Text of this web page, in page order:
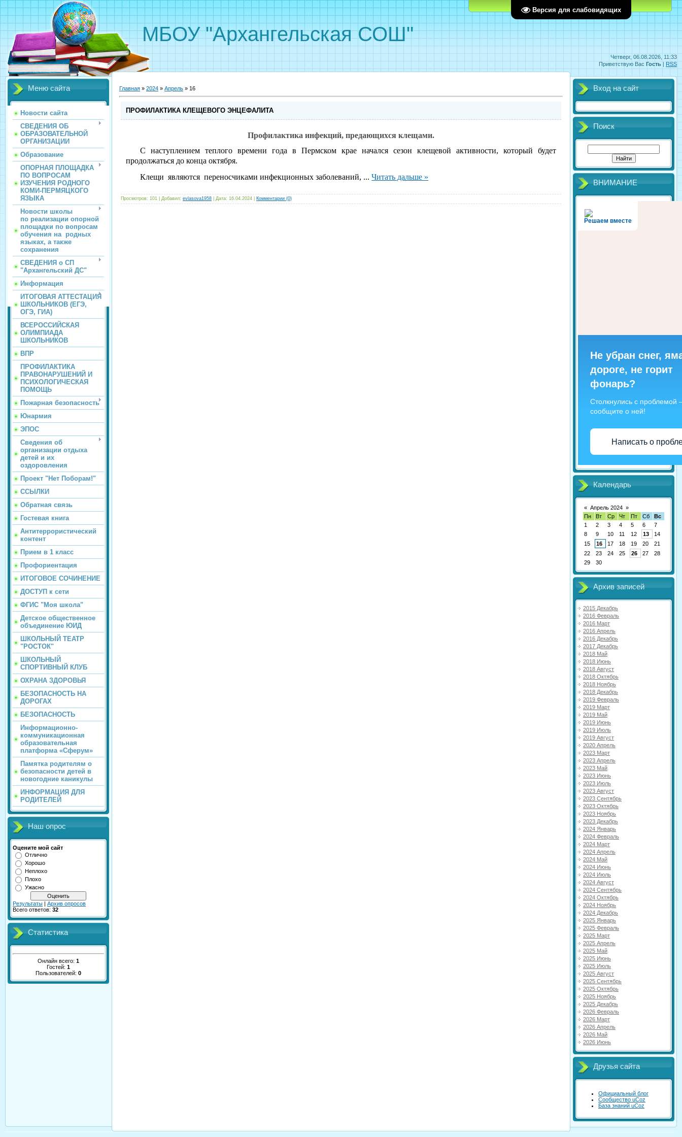
Версия для слабовидящих
Четверг, 06.08.2026, 11:33
Приветствую Вас Гость | RSS
МБОУ "Архангельская СОШ"
Меню сайта
Новости сайта
СВЕДЕНИЯ ОБ
ОБРАЗОВАТЕЛЬНОЙ
ОРГАНИЗАЦИИ
Образование
ОПОРНАЯ ПЛОЩАДКА
ПО ВОПРОСАМ
ИЗУЧЕНИЯ РОДНОГО
КОМИ-ПЕРМЯЦКОГО
ЯЗЫКА
Новости школы
по реализации опорной
площадки по вопросам
обучения на родных
языках, а также
сохранения
СВЕДЕНИЯ о СП
"Архангельский ДС"
Информация
ИТОГОВАЯ АТТЕСТАЦИЯ
ШКОЛЬНИКОВ (ЕГЭ,
ОГЭ, ГИА)
ВСЕРОССИЙСКАЯ
ОЛИМПИАДА
ШКОЛЬНИКОВ
ВПР
ПРОФИЛАКТИКА
ПРАВОНАРУШЕНИЙ И
ПСИХОЛОГИЧЕСКАЯ
ПОМОЩЬ
Пожарная безопасность
Юнармия
ЭПОС
Сведения об
организации отдыха
детей и их
оздоровления
Проект "Нет Поборам!"
ССЫЛКИ
Обратная связь
Гостевая книга
Антитеррористический
контент
Прием в 1 класс
Профориентация
ИТОГОВОЕ СОЧИНЕНИЕ
ДОСТУП к сети
ФГИС "Моя школа"
Детское общественное
объединение ЮИД
ШКОЛЬНЫЙ ТЕАТР
"РОСТОК"
ШКОЛЬНЫЙ
СПОРТИВНЫЙ КЛУБ
ОХРАНА ЗДОРОВЬЯ
БЕЗОПАСНОСТЬ НА
ДОРОГАХ
БЕЗОПАСНОСТЬ
Информационно-
коммуникационная
образовательная
платформа «Сферум»
Памятка родителям о
безопасности детей в
новогодние каникулы
ИНФОРМАЦИЯ ДЛЯ
РОДИТЕЛЕЙ
Наш опрос
Оцените мой сайт
Отлично
Хорошо
Неплохо
Плохо
Ужасно
Результаты | Архив опросов
Всего ответов: 32
Статистика
Онлайн всего: 1
Гостей: 1
Пользователей: 0
Главная » 2024 » Апрель » 16
ПРОФИЛАКТИКА КЛЕЩЕВОГО ЭНЦЕФАЛИТА
Профилактика инфекций, предающихся клещами.
С наступлением теплого времени года в Пермском крае начался сезон клещевой активности, который будет
продолжаться до конца октября.
Клещи являются переносчиками инфекционных заболеваний, ...Читать дальше »
Просмотров: 101 Добавил: evlasova1958 Дата: 16.04.2024 Комментарии (0)
Вход на сайт
Поиск
ВНИМАНИЕ
Решаем вместе
Не убран снег,
дороге, не горит
фонарь?
Столкнулись с проблемой
сообщите о ней!
Написать о
Календарь
« Апрель 2024 »
Пн
Вт Ср Чт Пт Сб
Вс
1
2 3 4 5 6
7
8
9 10 11 12 13
14
15
16 17 18 19 20
21
22
23 24 25 26 27
28
29
30
Архив записей
2015 Декабрь
2016 Февраль
2016 Март
2016 Апрель
2016 Декабрь
2017 Декабрь
2018 Май
2018 Июнь
2018 Август
2018 Октябрь
2018 Ноябрь
2018 Декабрь
2019 Февраль
2019 Март
2019 Май
2019 Июнь
2019 Июль
2019 Август
2020 Апрель
2023 Март
2023 Апрель
2023 Май
2023 Июнь
2023 Июль
2023 Август
2023 Сентябрь
2023 Октябрь
2023 Ноябрь
2023 Декабрь
2024 Январь
2024 Февраль
2024 Март
2024 Апрель
2024 Май
2024 Июнь
2024 Июль
2024 Август
2024 Сентябрь
2024 Октябрь
2024 Ноябрь
2024 Декабрь
2025 Январь
2025 Февраль
2025 Март
2025 Апрель
2025 Май
2025 Июнь
2025 Июль
2025 Август
2025 Сентябрь
2025 Октябрь
2025 Ноябрь
2025 Декабрь
2026 Февраль
2026 Март
2026 Апрель
2026 Май
2026 Июнь
Друзья сайта
Официальный блог
Сообщество uCoz
База знаний uCoz